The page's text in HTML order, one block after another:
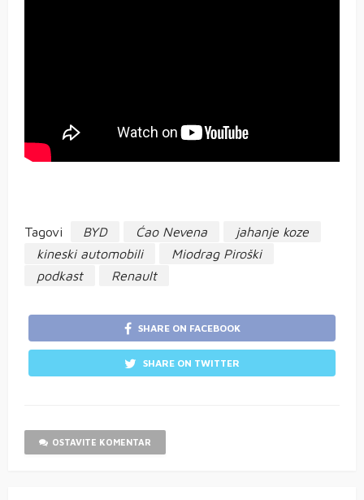
Tagovi BYD Ćao Nevena
jahanje koze
kineski automobili
Miodrag Piroški
podkast
Renault
SHARE ON FACEBOOK
SHARE ON TWITTER
OSTAVITE KOMENTAR